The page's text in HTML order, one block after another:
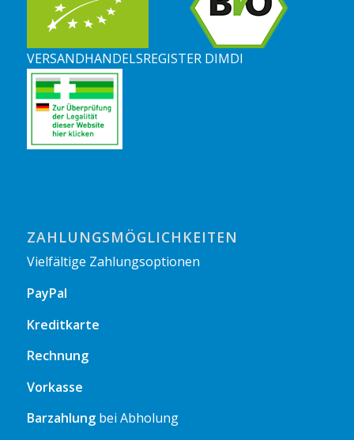
VERSANDHANDELSREGISTER DIMDI
ZAHLUNGSMÖGLICHKEITEN
Vielfältige Zahlungsoptionen
PayPal
Kreditkarte
Rechnung
Vorkasse
Barzahlungbei Abholung